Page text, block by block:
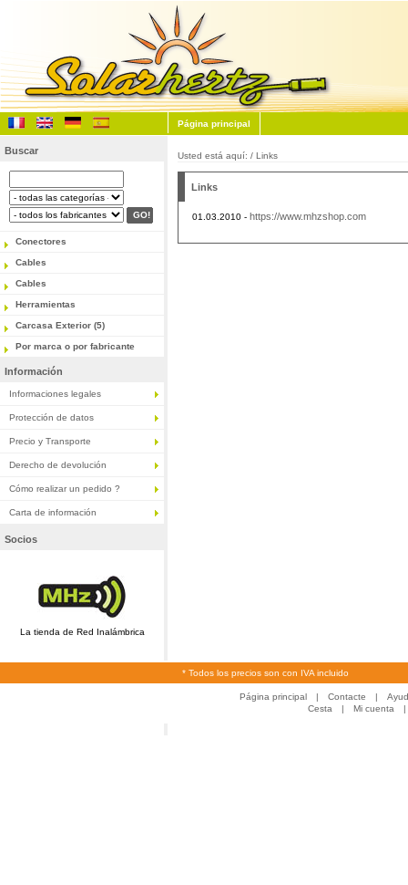
Página principal
Buscar
Conectores
Cables
Cables
Herramientas
Carcasa Exterior (5)
Por marca o por fabricante
Información
Informaciones legales
Protección de datos
Precio y Transporte
Derecho de devolución
Cómo realizar un pedido ?
Carta de información
Socios
La tienda de Red Inalámbrica
Usted está aquí: / Links
Links
01.03.2010 - https://www.mhzshop.com
* Todos los precios son con IVA incluido
Página principal | Contacte |
Cesta
| Mi cuenta |